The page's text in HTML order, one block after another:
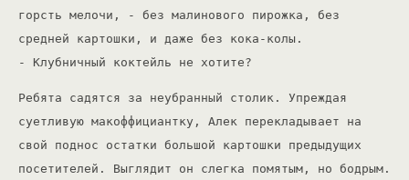
горсть мелочи, - без малинового пирожка, без
средней картошки, и даже без кока-колы.
- Клубничный коктейль не хотите?
Ребята садятся за неубранный столик. Упреждая
суетливую макоффициантку, Алек перекладывает на
свой поднос остатки большой картошки предыдущих
посетителей. Выглядит он слегка помятым, но бодрым.